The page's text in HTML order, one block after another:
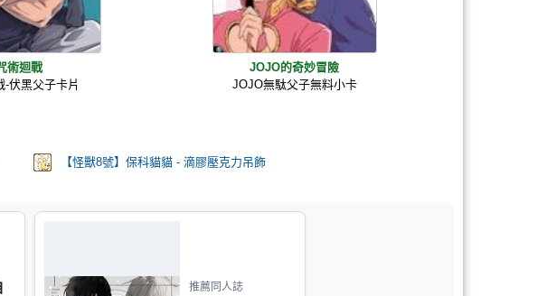
術迴戰
-伏黑父子卡片
JOJO的奇妙冒險
JOJO無駄父子無料小卡
【怪獸8號】保科貓貓 - 滴膠壓克力吊飾
推薦同人誌